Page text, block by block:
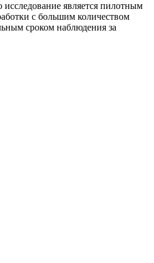
является пилотным
с большим количеством
сроком наблюдения за